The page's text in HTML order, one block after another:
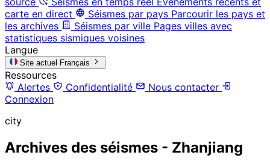
carte en direct
Séismes par pays Parcourir les pays et
les archives
Séismes par ville Pages villes avec
statistiques sismiques voisines
Langue
Site actuel Français
Ressources
Alertes
Confidentialité
Nous contacter
Connexion
city
Archives des séismes - Zhanjiang